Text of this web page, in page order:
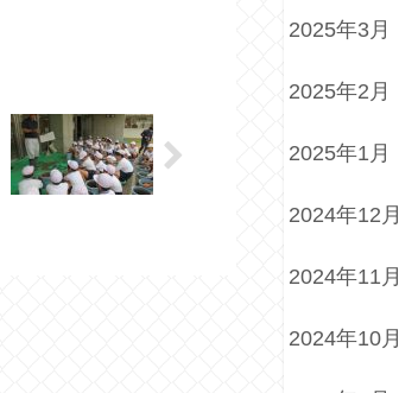
2025年3月
2025年2月
2025年1月
2024年12月
2024年11月
2024年10月